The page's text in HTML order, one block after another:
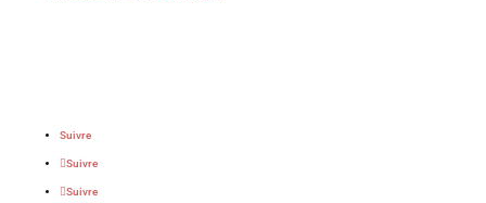
Suivre
Suivre
Suivre